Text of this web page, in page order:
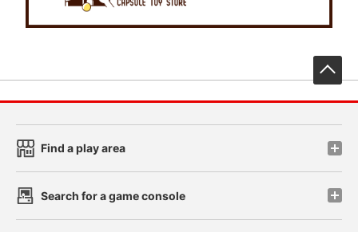
Find a play area
Search for a game console